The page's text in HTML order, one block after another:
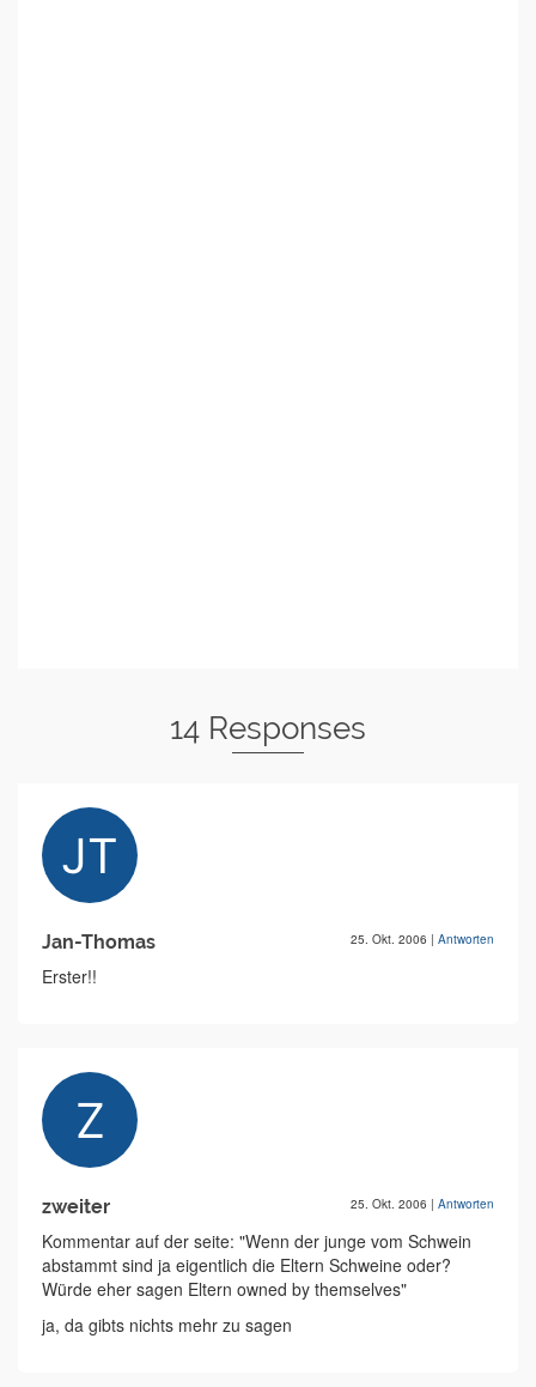
14 Responses
Jan-Thomas 25. Okt. 2006 | Antworten
Erster!!
zweiter 25. Okt. 2006 | Antworten
Kommentar auf der seite: "Wenn der junge vom Schwein
abstammt sind ja eigentlich die Eltern Schweine oder?
Würde eher sagen Eltern owned by themselves"
ja, da gibts nichts mehr zu sagen